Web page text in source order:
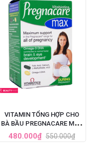
VITAMIN TỔNG HỢP CHO
BÀ BẦU PREGNACARE MAX
84 VIÊN CỦA ANH
480.000₫ 550.000₫